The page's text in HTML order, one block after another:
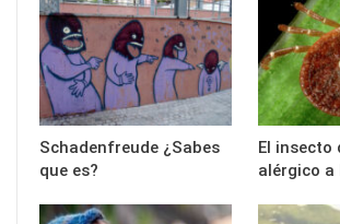
Schadenfreude ¿Sabes
que es?
El insecto
alérgico a